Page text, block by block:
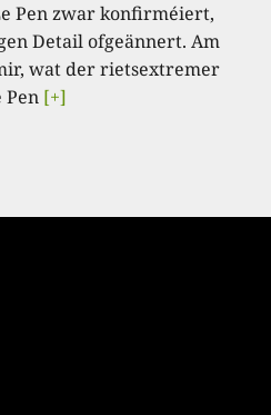
Pen zwar konfirméiert,
Detail ofgeännert. Am
wat der rietsextremer
[+]